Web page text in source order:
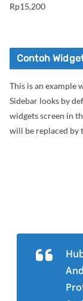
Rp15,200
Contoh
This is an example
Sidebar looks by
widgets screen in
will be replaced by